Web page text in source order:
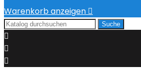
Warenkorb anzeigen 
Suche


